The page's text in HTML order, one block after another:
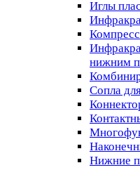
Иглы
нижним
Сопла
Нижние